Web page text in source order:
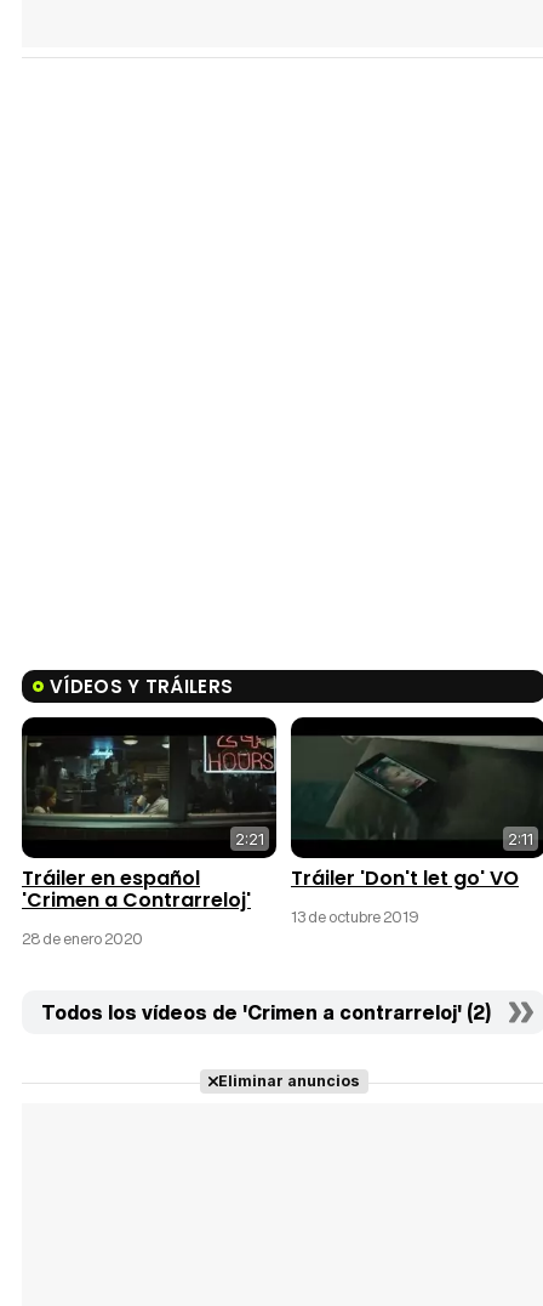
VÍDEOS Y TRÁILERS
2:21
Tráiler en español
'Crimen a Contrarreloj'
28 de enero 2020
2:11
Tráiler 'Don't let go' VO
13 de octubre 2019
Todos los vídeos de 'Crimen a contrarreloj' (2)
Eliminar anuncios